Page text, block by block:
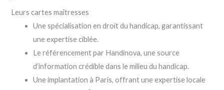
Leurs cartes maîtresses
Une spécialisation en droit du handicap, garantissant
une expertise ciblée.
Le référencement par Handinova, une source
d’information crédible dans le milieu du handicap.
Une implantation à Paris, offrant une expertise locale